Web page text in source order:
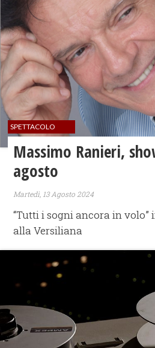
SPETTACOLO
Massimo Ranieri,
agosto
Martedì, 13 Agosto 2024
“Tutti i sogni ancora in volo”
alla Versiliana